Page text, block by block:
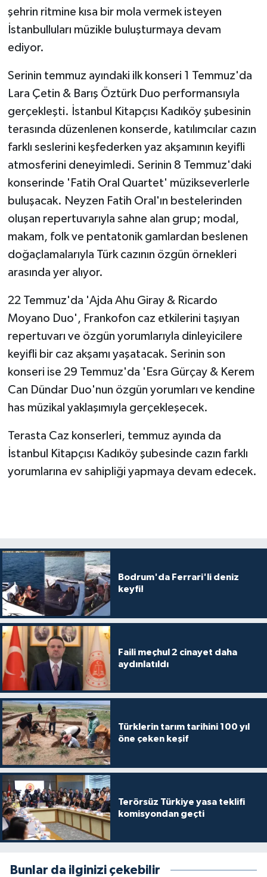
şehrin ritmine kısa bir mola vermek isteyen
İstanbulluları müzikle buluşturmaya devam
ediyor.
Serinin temmuz ayındaki ilk konseri 1 Temmuz'da
Lara Çetin & Barış Öztürk Duo performansıyla
gerçekleşti. İstanbul Kitapçısı Kadıköy şubesinin
terasında düzenlenen konserde, katılımcılar cazın
farklı seslerini keşfederken yaz akşamının keyifli
atmosferini deneyimledi. Serinin 8 Temmuz'daki
konserinde 'Fatih Oral Quartet' müzikseverlerle
buluşacak. Neyzen Fatih Oral'ın bestelerinden
oluşan repertuvarıyla sahne alan grup; modal,
makam, folk ve pentatonik gamlardan beslenen
doğaçlamalarıyla Türk cazının özgün örnekleri
arasında yer alıyor.
22 Temmuz'da 'Ajda Ahu Giray & Ricardo
Moyano Duo', Frankofon caz etkilerini taşıyan
repertuvarı ve özgün yorumlarıyla dinleyicilere
keyifli bir caz akşamı yaşatacak. Serinin son
konseri ise 29 Temmuz'da 'Esra Gürçay & Kerem
Can Dündar Duo'nun özgün yorumları ve kendine
has müzikal yaklaşımıyla gerçekleşecek.
Terasta Caz konserleri, temmuz ayında da
İstanbul Kitapçısı Kadıköy şubesinde cazın farklı
yorumlarına ev sahipliği yapmaya devam edecek.
Bodrum'da Ferrari'li deniz
keyfi!
Faili meçhul 2 cinayet daha
aydınlatıldı
Türklerin tarım tarihini 100 yıl
öne çeken keşif
Terörsüz Türkiye yasa teklifi
komisyondan geçti
Bunlar da ilginizi çekebilir